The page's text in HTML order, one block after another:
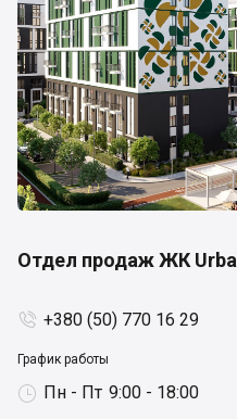
Отдел продаж ЖК
 +380 (50) 770 16 29
График работы
 Пн - Пт 9:00 - 18:00